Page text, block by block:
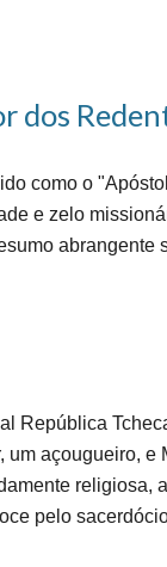
dos
como o
e zelo
abrangente
República
açougueiro,
pelo